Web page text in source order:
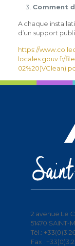
Comment
A chaque
d’un support
https://
locales.gouv.fr/
2 avenue Le
51470 SAINT-
Tél.:
Fax :